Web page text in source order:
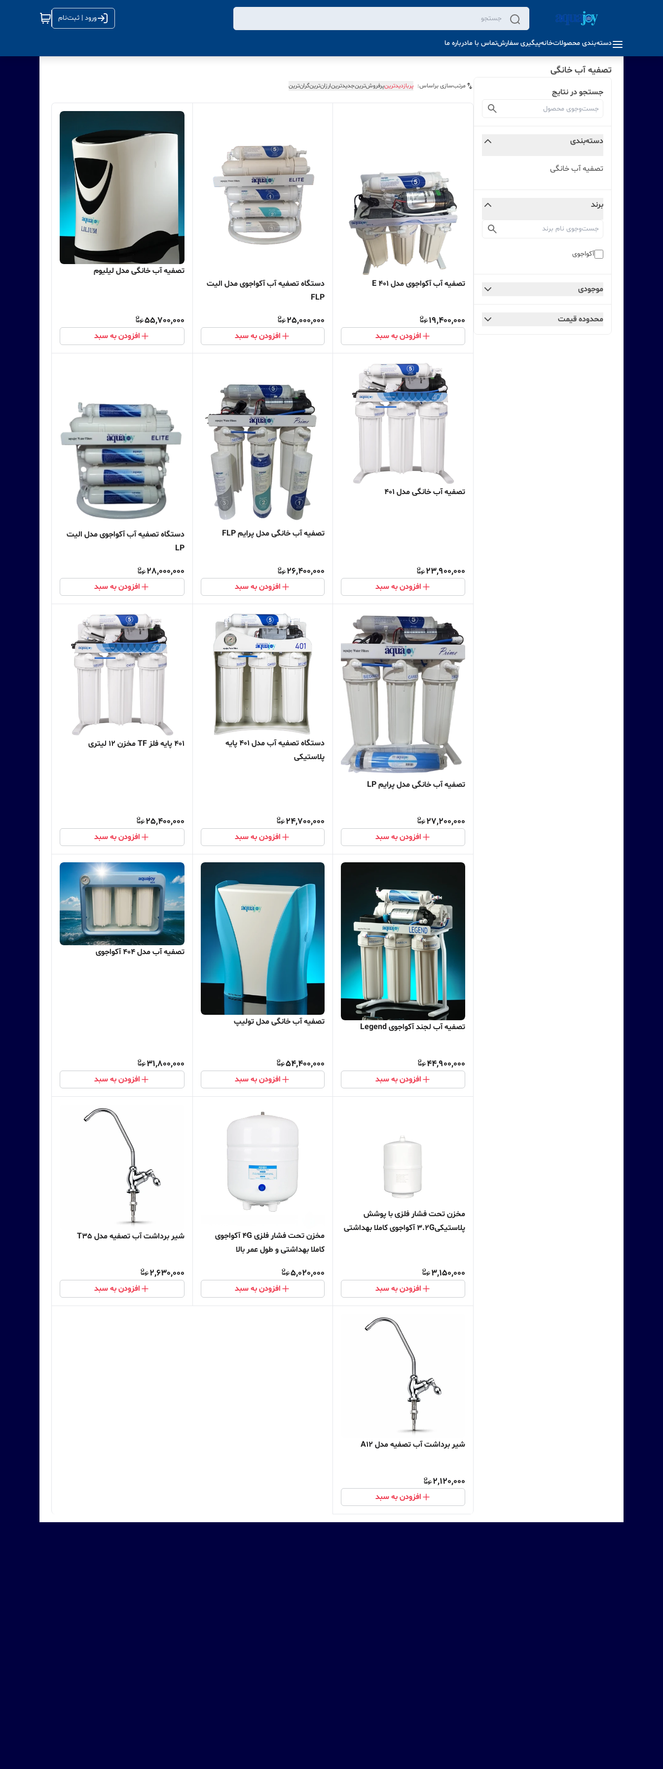
ورود | ثبت‌نام
دسته‌بندی محصولاتخانهپیگیری سفارشتماس با مادرباره ما
تصفیه آب خانگی
جستجو در نتایج
دسته‌بندی
تصفیه آب خانگی
برند
آکواجوی
موجودی
محدوده قیمت
مرتب‌سازی براساس: پربازدیدترینپرفروش‌ترینجدیدترینارزان‌ترینگران‌ترین
تصفیه آب آکواجوی مدل 401 E
19,400,000
افزودن به سبد
دستگاه تصفیه آب آکواجوی مدل الیت
FLP
25,000,000
افزودن به سبد
تصفیه آب خانگی مدل لیلیوم
55,700,000
افزودن به سبد
تصفیه آب خانگی مدل 401
23,900,000
افزودن به سبد
تصفیه آب خانگی مدل پرایم FLP
26,400,000
افزودن به سبد
دستگاه تصفیه آب آکواجوی مدل الیت
LP
28,000,000
افزودن به سبد
تصفیه آب خانگی مدل پرایم LP
27,200,000
افزودن به سبد
دستگاه تصفیه آب مدل 401 پایه
پلاستیکی
24,700,000
افزودن به سبد
401 پایه فلز TF مخزن 12 لیتری
25,400,000
افزودن به سبد
تصفیه آب لجند آکواجوی Legend
44,900,000
افزودن به سبد
تصفیه آب خانگی مدل تولیپ
54,400,000
افزودن به سبد
تصفیه آب مدل 404 آکواجوی
31,800,000
افزودن به سبد
مخزن تحت فشار فلزی با پوشش
پلاستیکی3.2G آکواجوی کاملا بهداشتی
3,150,000
افزودن به سبد
مخزن تحت فشار فلزی 4G آکواجوی
کاملا بهداشتی و طول عمر بالا
5,020,000
افزودن به سبد
شیر برداشت آب تصفیه مدل T35
2,630,000
افزودن به سبد
شیر برداشت آب تصفیه مدل A12
2,120,000
افزودن به سبد